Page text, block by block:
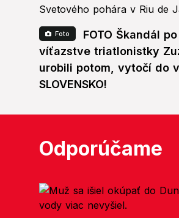
Foto
FOTO Škandál
víťazstve triatlonistky
urobili potom, vytočí do
SLOVENSKO!
Odporúčame